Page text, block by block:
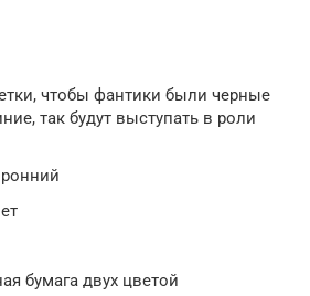
чтобы фантики были черные
так будут выступать в роли
бумага двух цветой